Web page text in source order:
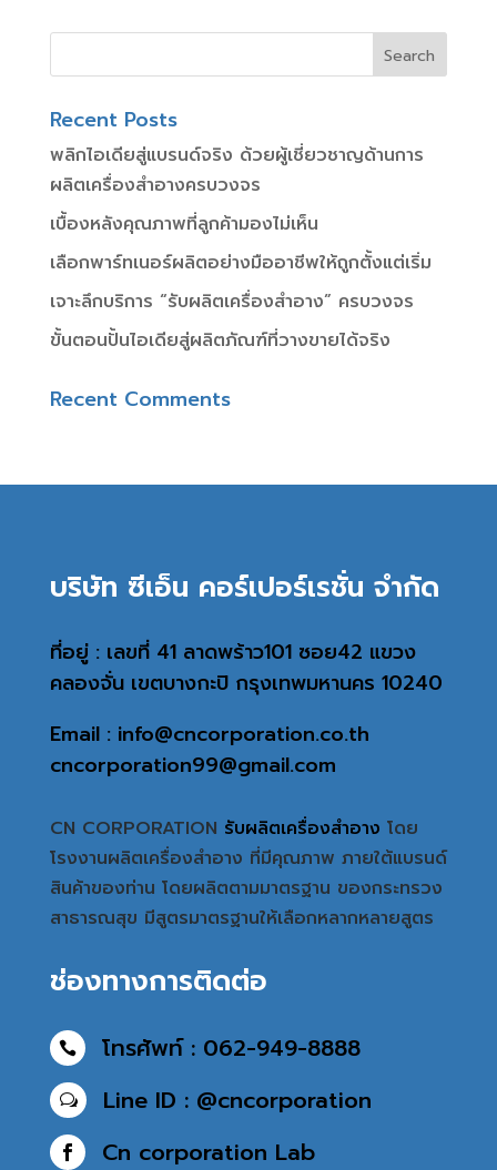
Recent Posts
พลิกไอเดียสู่แบรนด์จริง ด้วยผู้เชี่ยวชาญด้านการ
ผลิตเครื่องสำอางครบวงจร
เบื้องหลังคุณภาพที่ลูกค้ามองไม่เห็น
เลือกพาร์ทเนอร์ผลิตอย่างมืออาชีพให้ถูกตั้งแต่เริ่ม
เจาะลึกบริการ “รับผลิตเครื่องสำอาง” ครบวงจร
ขั้นตอนปั้นไอเดียสู่ผลิตภัณฑ์ที่วางขายได้จริง
Recent Comments
บริษัท ซีเอ็น คอร์เปอร์เรชั่น จำกัด
ที่อยู่ : เลขที่ 41 ลาดพร้าว101 ซอย42 แขวง
คลองจั่น เขตบางกะปิ กรุงเทพมหานคร 10240
Email : info@cncorporation.co.th
cncorporation99@gmail.com
CN CORPORATION รับผลิตเครื่องสำอาง โดย
โรงงานผลิตเครื่องสำอาง ที่มีคุณภาพ ภายใต้แบรนด์
สินค้าของท่าน โดยผลิตตามมาตรฐาน ของกระทรวง
สาธารณสุข มีสูตรมาตรฐานให้เลือกหลากหลายสูตร
ช่องทางการติดต่อ
 โทรศัพท์ : 062-949-8888
w Line ID : @cncorporation
 Cn corporation Lab